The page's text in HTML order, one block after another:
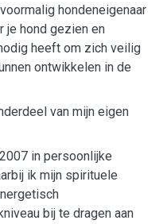
hondeneigenaar
je hond gezien en
heeft om zich veilig
ontwikkelen in de
van mijn eigen
in persoonlijke
ik mijn spirituele
bij te dragen aan